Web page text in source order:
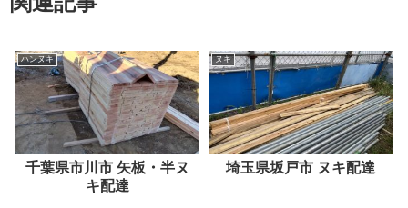
ハンヌキ
千葉県市川市 矢板・半ヌ
キ配達
ヌキ
埼玉県坂戸市 ヌキ配達